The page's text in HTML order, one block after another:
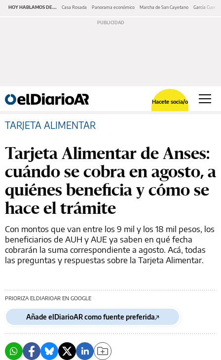
HOY HABLAMOS DE... Casa Rosada Panorama económico Marcha de San Cayetano García Cuerva
Hacete socia/o
TARJETA ALIMENTAR
Tarjeta Alimentar de Anses:
cuándo se cobra en agosto, a
quiénes beneficia y cómo se
hace el trámite
Con montos que van entre los 9 mil y los 18 mil pesos, los
beneficiarios de AUH y AUE ya saben en qué fecha
cobrarán la suma correspondiente a agosto. Acá, todas
las preguntas y respuestas sobre la Tarjeta Alimentar.
PRIORIZA ELDIARIOAR EN GOOGLE
Añade elDiarioAR como fuente preferida